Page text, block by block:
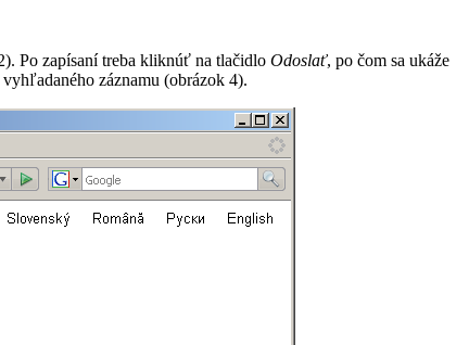
Po zapísaní treba kliknúť na tlačidlo Odoslať, po čom sa ukáže
záznamu (obrázok 4).